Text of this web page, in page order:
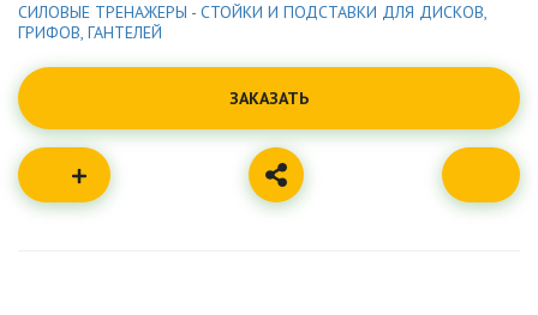
СИЛОВЫЕ ТРЕНАЖЕРЫ - СТОЙКИ И ПОДСТАВКИ ДЛЯ ДИСКОВ,
ГРИФОВ, ГАНТЕЛЕЙ
ЗАКАЗАТЬ